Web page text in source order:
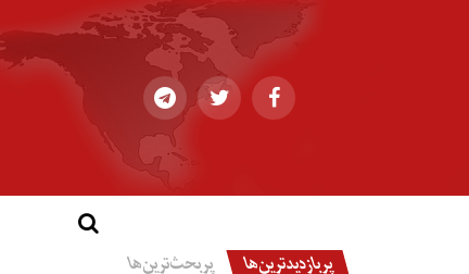
پربازدیدترین‌ها پربحث‌ترین‌ها